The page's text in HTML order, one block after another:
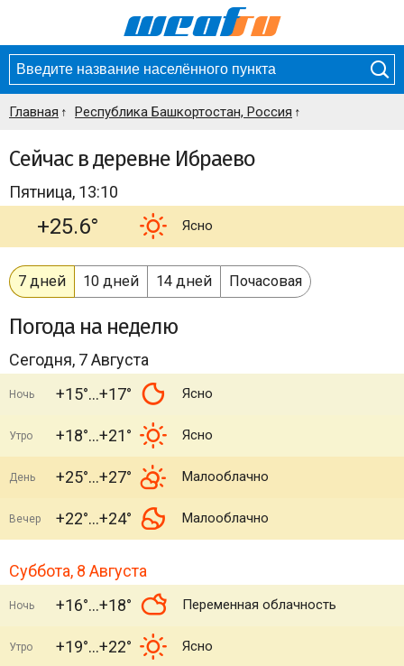
Главная Республика Башкортостан, Россия
Сейчас в деревне Ибраево
Пятница, 13:10
+25.6° Ясно
7 дней 10 дней 14 дней Почасовая
Погода на неделю
Сегодня, 7 Августа
Ночь +15° +17° Ясно
Утро +18° +21° Ясно
День +25° +27° Малооблачно
Вечер +22° +24° Малооблачно
Суббота, 8 Августа
Ночь +16° +18° Переменная облачность
Утро +19° +22° Ясно